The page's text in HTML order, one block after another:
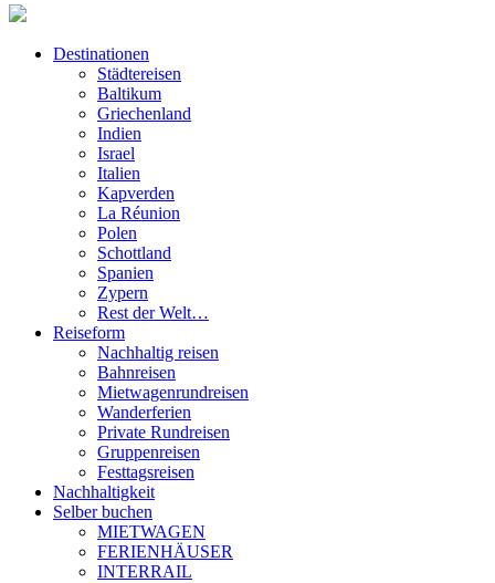
Destinationen
Städtereisen
Baltikum
Griechenland
Indien
Israel
Italien
Kapverden
La Réunion
Polen
Schottland
Spanien
Zypern
Rest der Welt…
Reiseform
Nachhaltig reisen
Bahnreisen
Mietwagenrundreisen
Wanderferien
Private Rundreisen
Gruppenreisen
Festtagsreisen
Nachhaltigkeit
Selber buchen
MIETWAGEN
FERIENHÄUSER
INTERRAIL